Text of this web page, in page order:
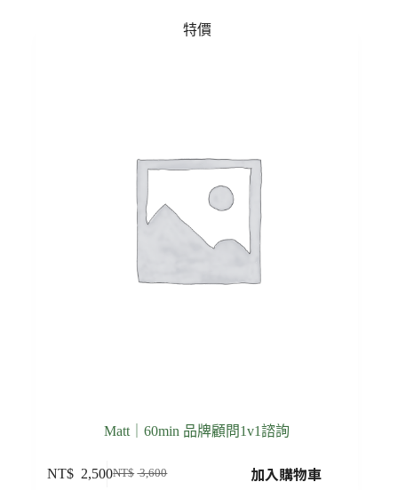
特價
Matt｜60min 品牌顧問1v1諮詢
NT$ 3,600
NT$ 2,500 加入購物車